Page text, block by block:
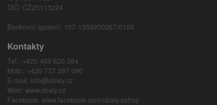
DIČ: CZ25113224
Bankovní spojení: 107-1358950267/0100
Kontakty
Tel.: +420 469 620 384
Mob.: +420 737 287 080
E-mail: info@obaly.cz
Web: www.obaly.cz
Facebook: www.facebook.com/obaly.eshop